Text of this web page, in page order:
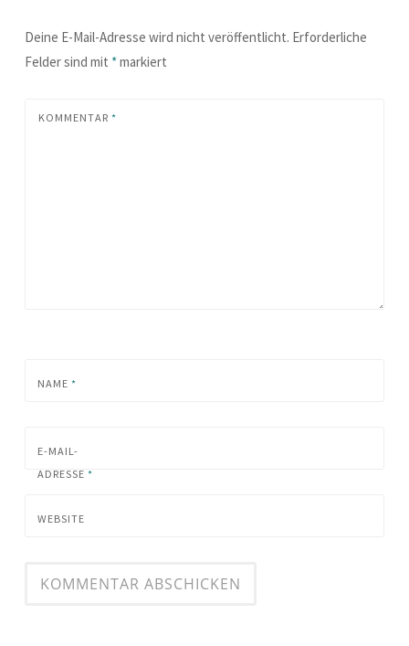
Deine E-Mail-Adresse wird nicht veröffentlicht. Erforderliche
Felder sind mit *markiert
KOMMENTAR *
NAME *
E-MAIL-
ADRESSE *
WEBSITE